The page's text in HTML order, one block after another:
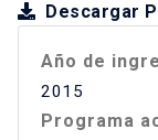
Descargar
Año de
2015
Programa